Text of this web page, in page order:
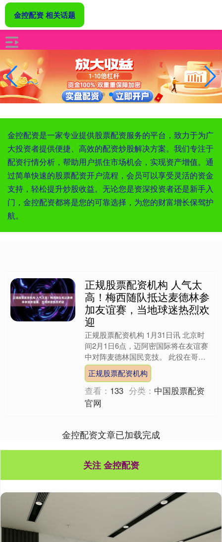
金控配资是一家专业提供股票配资服务的平台，致力于为广
大投资者提供便捷、高效的配资炒股解决方案。我们专注于
配资行情分析，帮助用户抓住市场机会，实现资产增值。通
过简单快速的股票配资开户流程，会员可以享受灵活的资金
支持，轻松提升炒股收益。无论您是资深投资者还是新手入
门，金控配资都将是您的可靠选择，为您的财富增长保驾护
航。
金控配资 相关话题
正规股票配资机构 人气太
高！梅西随队抵达麦德林参
加友谊赛，当地球迷热烈欢
迎
正规股票配资机构 1月31日讯 北京时
间2月1日6点，迈阿密国际将在友谊赛
中对阵麦德林国民竞技。 此役在哥伦
比亚麦德林进行，迈阿密国际官方社媒
晒出梅西等球员抵达....
正规股票配资机构
查看： 133 分类： 中国股票配资
官网
金控配资文章已加载完成
关注 金控配资